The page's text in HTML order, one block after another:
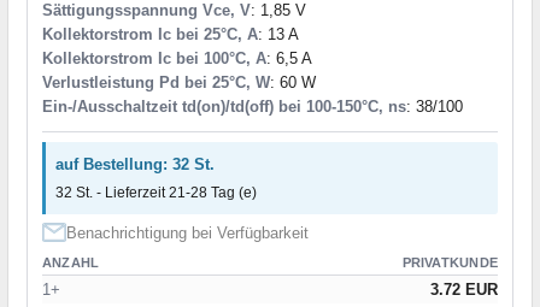
Sättigungsspannung Vce, V: 1,85 V
Kollektorstrom Ic bei 25°C, A: 13 A
Kollektorstrom Ic bei 100°C, A: 6,5 A
Verlustleistung Pd bei 25°C, W: 60 W
Ein-/Ausschaltzeit td(on)/td(off) bei 100-150°C, ns: 38/100
auf Bestellung: 32 St.
32 St. - Lieferzeit 21-28 Tag (e)
Benachrichtigung bei Verfügbarkeit
ANZAHL PRIVATKUNDE
1+
3.72 EUR